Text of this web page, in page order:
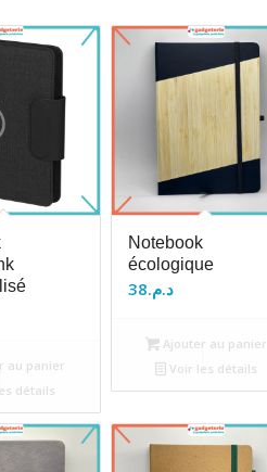
au panier
détails
Notebook
écologique
د.م.38
Ajouter au panier
Voir les détails